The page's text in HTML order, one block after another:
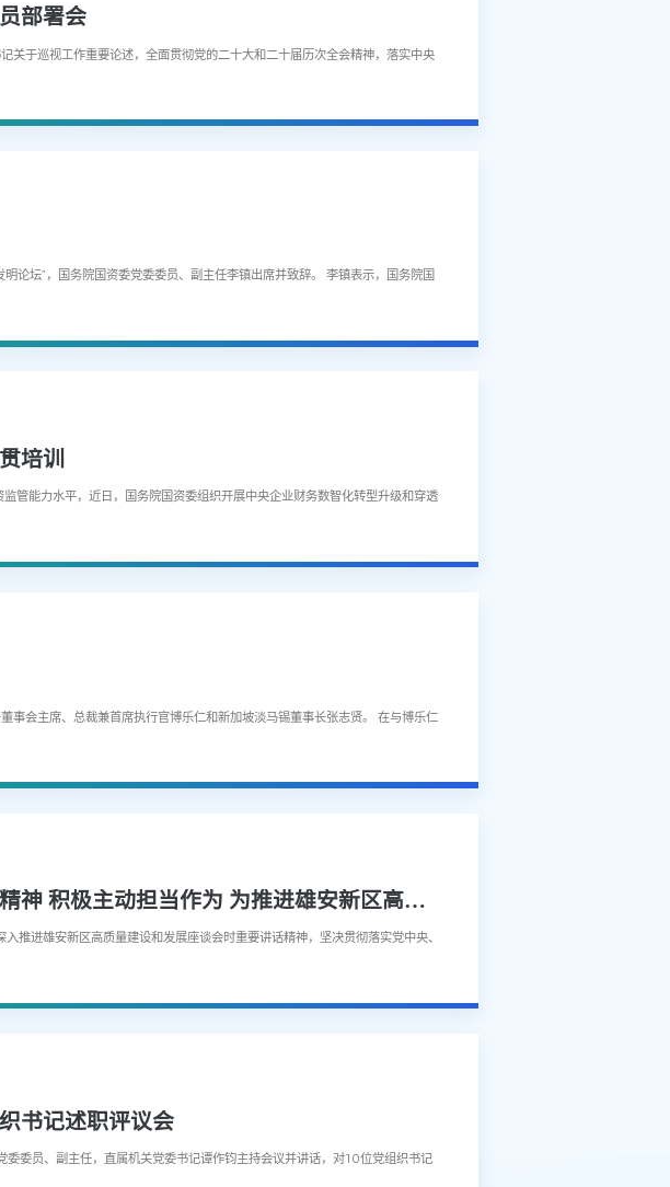
部署会
于巡视工作重要论述，全面贯彻党的二十大和二十届历次全会精神，落实中央
论坛”，国务院国资委党委委员、副主任李镇出席并致辞。 李镇表示，国务院国
培训
管能力水平，近日，国务院国资委组织开展中央企业财务数智化转型升级和穿透
会主席、总裁兼首席执行官博乐仁和新加坡淡马锡董事长张志贤。 在与博乐仁
国务院国资委党委认真传达学习贯彻习近平总书记重要讲话精神 积极主动担当作为 为推进雄安新区高质量建设和发展贡献国资央企力量
推进雄安新区高质量建设和发展座谈会时重要讲话精神，坚决贯彻落实党中央、
书记述职评议会
委员、副主任，直属机关党委书记谭作钧主持会议并讲话，对10位党组织书记